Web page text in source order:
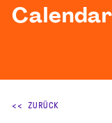
<< ZURÜCK